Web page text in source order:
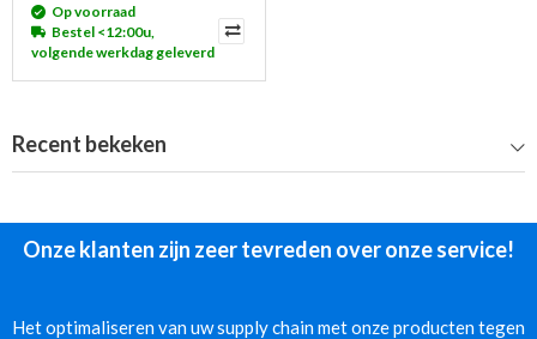
Op voorraad
Bestel <12:00u,
volgende werkdag geleverd
Recent bekeken
Onze klanten zijn zeer tevreden over onze service!
Het optimaliseren van uw supply chain met onze producten tegen